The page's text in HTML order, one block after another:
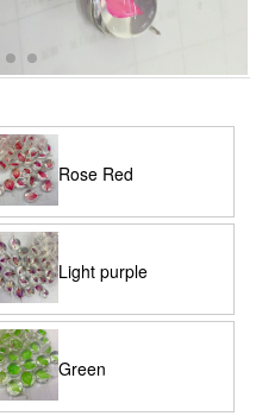
Rose Red
Light purple
Green